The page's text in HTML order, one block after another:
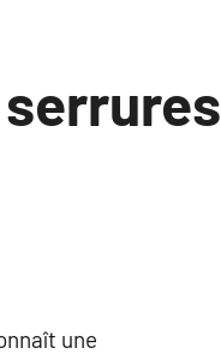
une